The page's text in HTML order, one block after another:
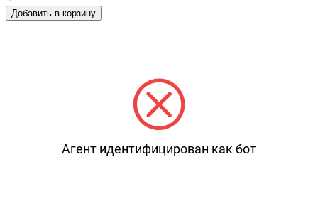
Добавить в корзину
Агент идентифицирован как бот